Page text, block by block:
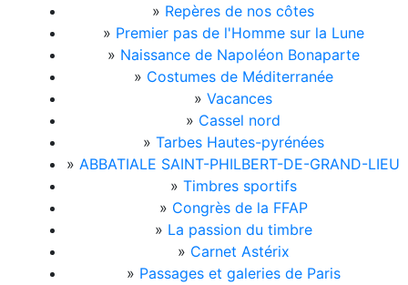
» Repères de nos côtes
» Premier pas de l'Homme sur la Lune
» Naissance de Napoléon Bonaparte
» Costumes de Méditerranée
» Vacances
» Cassel nord
» Tarbes Hautes-pyrénées
» ABBATIALE SAINT-PHILBERT-DE-GRAND-LIEU
» Timbres sportifs
» Congrès de la FFAP
» La passion du timbre
» Carnet Astérix
» Passages et galeries de Paris